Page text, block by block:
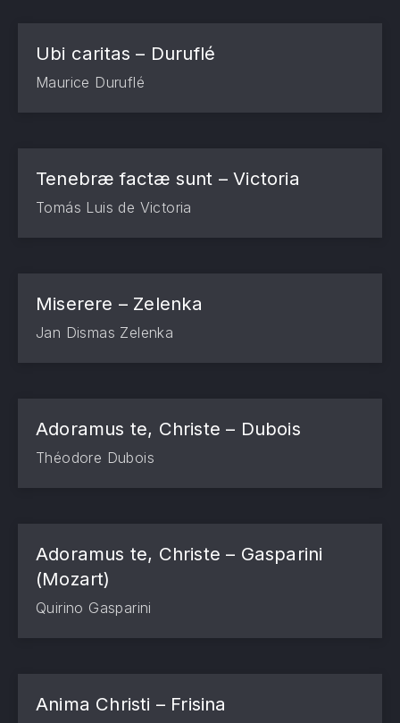
Ubi caritas – Duruflé
Maurice Duruflé
Tenebræ factæ sunt – Victoria
Tomás Luis de Victoria
Miserere – Zelenka
Jan Dismas Zelenka
Adoramus te, Christe – Dubois
Théodore Dubois
Adoramus te, Christe – Gasparini
(Mozart)
Quirino Gasparini
Anima Christi – Frisina